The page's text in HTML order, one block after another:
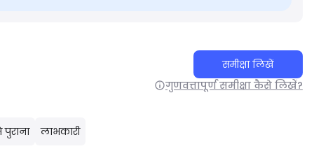
समीक्षा लिखें
गुणवत्तापूर्ण समीक्षा कैसे लिखें?
लाभकारी